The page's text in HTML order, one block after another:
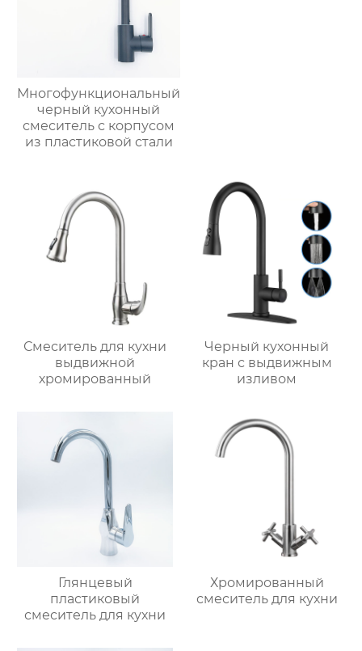
Многофункциональный
черный кухонный
смеситель с корпусом
из пластиковой стали
Смеситель для кухни
выдвижной
хромированный
Черный кухонный
кран с выдвижным
изливом
Глянцевый
пластиковый
смеситель для кухни
Хромированный
смеситель для кухни